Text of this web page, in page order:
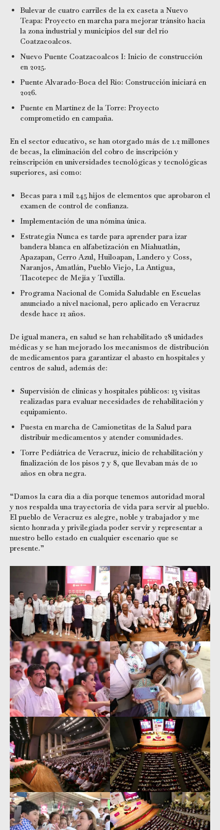
Bulevar de cuatro carriles de la ex caseta a Nuevo
Teapa: Proyecto en marcha para mejorar tránsito hacia
la zona industrial y municipios del sur del río
Coatzacoalcos.
Nuevo Puente Coatzacoalcos I: Inicio de construcción
en 2025.
Puente Alvarado-Boca del Río: Construcción iniciará en
2026.
Puente en Martínez de la Torre: Proyecto
comprometido en campaña.
En el sector educativo, se han otorgado más de 1.2 millones
de becas, la eliminación del cobro de inscripción y
reinscripción en universidades tecnológicas y tecnológicas
superiores, así como:
Becas para 1 mil 245 hijos de elementos que aprobaron el
examen de control de confianza.
Implementación de una nómina única.
Estrategia Nunca es tarde para aprender para izar
bandera blanca en alfabetización en Miahuatlán,
Apazapan, Cerro Azul, Huiloapan, Landero y Coss,
Naranjos, Amatlán, Pueblo Viejo, La Antigua,
Tlacotepec de Mejía y Tuxtilla.
Programa Nacional de Comida Saludable en Escuelas
anunciado a nivel nacional, pero aplicado en Veracruz
desde hace 12 años.
De igual manera, en salud se han rehabilitado 28 unidades
médicas y se han mejorado los mecanismos de distribución
de medicamentos para garantizar el abasto en hospitales y
centros de salud, además de:
Supervisión de clínicas y hospitales públicos: 13 visitas
realizadas para evaluar necesidades de rehabilitación y
equipamiento.
Puesta en marcha de Camionetitas de la Salud para
distribuir medicamentos y atender comunidades.
Torre Pediátrica de Veracruz, inicio de rehabilitación y
finalización de los pisos 7 y 8, que llevaban más de 10
años en obra negra.
“Damos la cara día a día porque tenemos autoridad moral
y nos respalda una trayectoria de vida para servir al pueblo.
El pueblo de Veracruz es alegre, noble y trabajador y me
siento honrada y privilegiada poder servir y representar a
nuestro bello estado en cualquier escenario que se
presente.”